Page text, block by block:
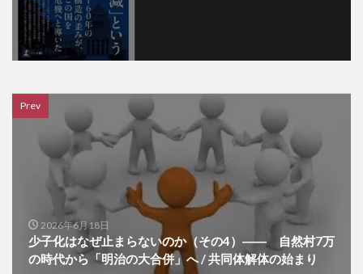
Prev
2026年6月18日
少子化はなぜ止まらないのか（その4）―― 自然村7万
の時代から「明治の大合併」へ / 共同体解体の始まり